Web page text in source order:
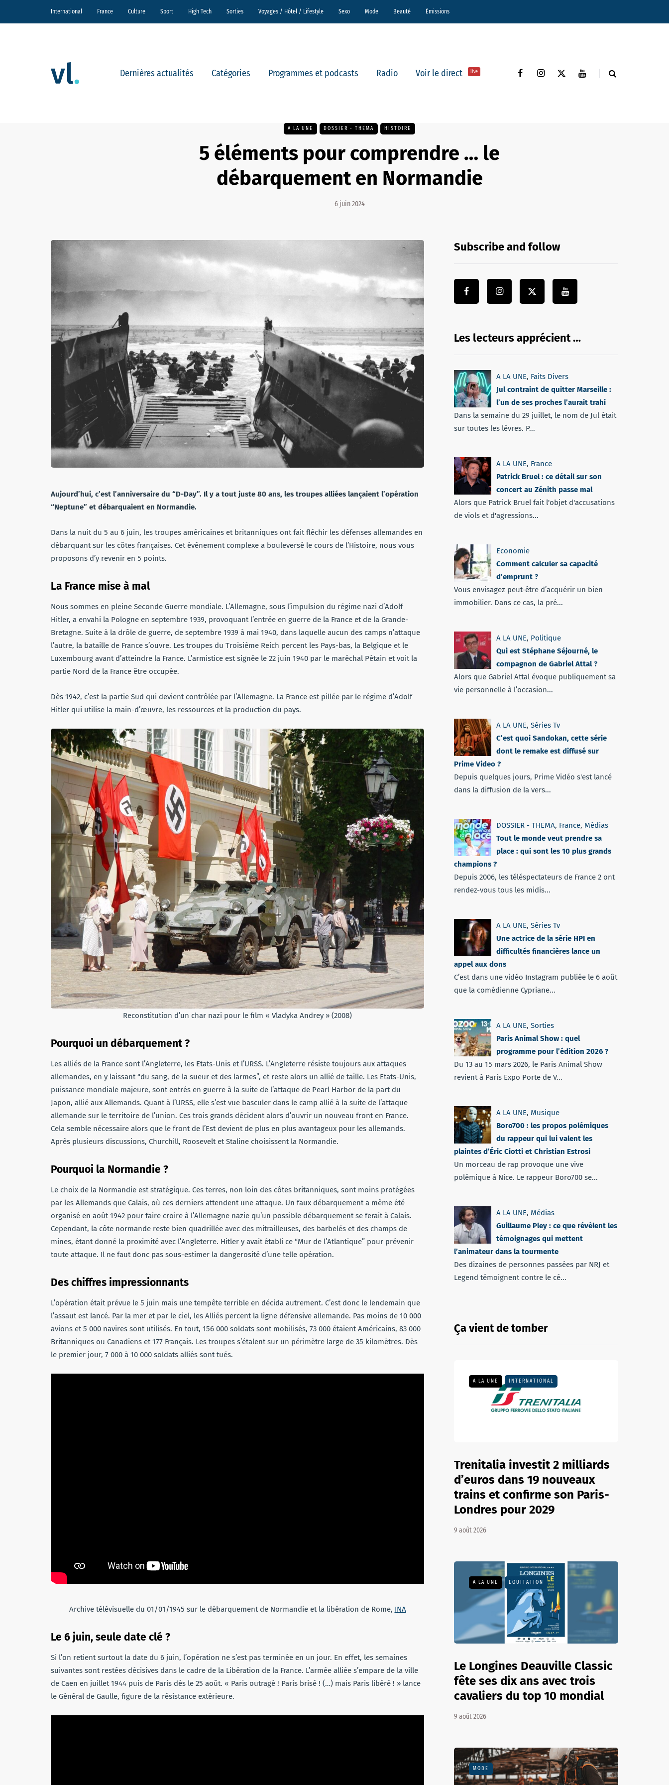
International France Culture Sport High Tech Sorties Voyages / Hôtel / Lifestyle Sexo Mode Beauté Émissions
Dernières actualités Catégories Programmes et podcasts Radio Voir le direct live
A LA UNE DOSSIER - THEMA HISTOIRE
5 éléments pour comprendre … le
débarquement en Normandie
6 juin 2024
Aujourd’hui, c’est l’anniversaire du “D-Day”. Il y a tout juste 80 ans, les troupes alliées lançaient l’opération
“Neptune” et débarquaient en Normandie.
Dans la nuit du 5 au 6 juin, les troupes américaines et britanniques ont fait fléchir les défenses allemandes en
débarquant sur les côtes françaises. Cet événement complexe a bouleversé le cours de l’Histoire, nous vous
proposons d’y revenir en 5 points.
La France mise à mal
Nous sommes en pleine Seconde Guerre mondiale. L’Allemagne, sous l’impulsion du régime nazi d’Adolf
Hitler, a envahi la Pologne en septembre 1939, provoquant l’entrée en guerre de la France et de la Grande-
Bretagne. Suite à la drôle de guerre, de septembre 1939 à mai 1940, dans laquelle aucun des camps n’attaque
l’autre, la bataille de France s’ouvre. Les troupes du Troisième Reich percent les Pays-bas, la Belgique et le
Luxembourg avant d’atteindre la France. L’armistice est signée le 22 juin 1940 par le maréchal Pétain et voit la
partie Nord de la France être occupée.
Dès 1942, c’est la partie Sud qui devient contrôlée par l’Allemagne. La France est pillée par le régime d’Adolf
Hitler qui utilise la main-d’œuvre, les ressources et la production du pays.
Reconstitution d’un char nazi pour le film « Vladyka Andrey » (2008)
Pourquoi un débarquement ?
Les alliés de la France sont l’Angleterre, les Etats-Unis et l’URSS. L’Angleterre résiste toujours aux attaques
allemandes, en y laissant “du sang, de la sueur et des larmes”, et reste alors un allié de taille. Les Etats-Unis,
puissance mondiale majeure, sont entrés en guerre à la suite de l’attaque de Pearl Harbor de la part du
Japon, allié aux Allemands. Quant à l’URSS, elle s’est vue basculer dans le camp allié à la suite de l’attaque
allemande sur le territoire de l’union. Ces trois grands décident alors d’ouvrir un nouveau front en France.
Cela semble nécessaire alors que le front de l’Est devient de plus en plus avantageux pour les allemands.
Après plusieurs discussions, Churchill, Roosevelt et Staline choisissent la Normandie.
Pourquoi la Normandie ?
Le choix de la Normandie est stratégique. Ces terres, non loin des côtes britanniques, sont moins protégées
par les Allemands que Calais, où ces derniers attendent une attaque. Un faux débarquement a même été
organisé en août 1942 pour faire croire à l’Allemagne nazie qu’un possible débarquement se ferait à Calais.
Cependant, la côte normande reste bien quadrillée avec des mitrailleuses, des barbelés et des champs de
mines, étant donné la proximité avec l’Angleterre. Hitler y avait établi ce “Mur de l’Atlantique” pour prévenir
toute attaque. Il ne faut donc pas sous-estimer la dangerosité d’une telle opération.
Des chiffres impressionnants
L’opération était prévue le 5 juin mais une tempête terrible en décida autrement. C’est donc le lendemain que
l’assaut est lancé. Par la mer et par le ciel, les Alliés percent la ligne défensive allemande. Pas moins de 10 000
avions et 5 000 navires sont utilisés. En tout, 156 000 soldats sont mobilisés, 73 000 étaient Américains, 83 000
Britanniques ou Canadiens et 177 Français. Les troupes s’étalent sur un périmètre large de 35 kilomètres. Dès
le premier jour, 7 000 à 10 000 soldats alliés sont tués.
Archive télévisuelle du 01/01/1945 sur le débarquement de Normandie et la libération de Rome, INA
Le 6 juin, seule date clé ?
Si l’on retient surtout la date du 6 juin, l’opération ne s’est pas terminée en un jour. En effet, les semaines
suivantes sont restées décisives dans le cadre de la Libération de la France. L’armée alliée s’empare de la ville
de Caen en juillet 1944 puis de Paris dès le 25 août. « Paris outragé ! Paris brisé ! (…) mais Paris libéré ! » lance
le Général de Gaulle, figure de la résistance extérieure.
Subscribe and follow
Les lecteurs apprécient …
A LA UNE, Faits Divers
Jul contraint de quitter Marseille :
l’un de ses proches l’aurait trahi
Dans la semaine du 29 juillet, le nom de Jul était
sur toutes les lèvres. P...
A LA UNE, France
Patrick Bruel : ce détail sur son
concert au Zénith passe mal
Alors que Patrick Bruel fait l'objet d'accusations
de viols et d'agressions...
Economie
Comment calculer sa capacité
d’emprunt ?
Vous envisagez peut-être d’acquérir un bien
immobilier. Dans ce cas, la pré...
A LA UNE, Politique
Qui est Stéphane Séjourné, le
compagnon de Gabriel Attal ?
Alors que Gabriel Attal évoque publiquement sa
vie personnelle à l’occasion...
A LA UNE, Séries Tv
C’est quoi Sandokan, cette série
dont le remake est diffusé sur
Prime Video ?
Depuis quelques jours, Prime Vidéo s'est lancé
dans la diffusion de la vers...
DOSSIER - THEMA, France, Médias
Tout le monde veut prendre sa
place : qui sont les 10 plus grands
champions ?
Depuis 2006, les téléspectateurs de France 2 ont
rendez-vous tous les midis...
A LA UNE, Séries Tv
Une actrice de la série HPI en
difficultés financières lance un
appel aux dons
C’est dans une vidéo Instagram publiée le 6 août
que la comédienne Cypriane...
A LA UNE, Sorties
Paris Animal Show : quel
programme pour l’édition 2026 ?
Du 13 au 15 mars 2026, le Paris Animal Show
revient à Paris Expo Porte de V...
A LA UNE, Musique
Boro700 : les propos polémiques
du rappeur qui lui valent les
plaintes d’Éric Ciotti et Christian Estrosi
Un morceau de rap provoque une vive
polémique à Nice. Le rappeur Boro700 se...
A LA UNE, Médias
Guillaume Pley : ce que révèlent les
témoignages qui mettent
l’animateur dans la tourmente
Des dizaines de personnes passées par NRJ et
Legend témoignent contre le cé...
Ça vient de tomber
A LA UNE INTERNATIONAL
Trenitalia investit 2 milliards
d’euros dans 19 nouveaux
trains et confirme son Paris-
Londres pour 2029
9 août 2026
A LA UNE EQUITATION
Le Longines Deauville Classic
fête ses dix ans avec trois
cavaliers du top 10 mondial
9 août 2026
MODE